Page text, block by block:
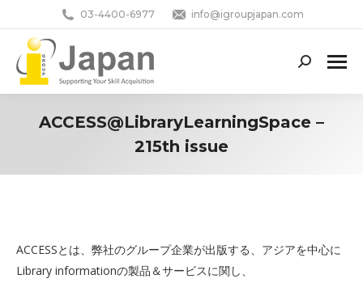
03-4400-6977 info@igroupjapan.com
Search:
ACCESS@LibraryLearningSpace –
215th issue
ACCESSとは、弊社のグループ企業が出版する、アジアを中心に
Library informationの製品＆サービスに関し、